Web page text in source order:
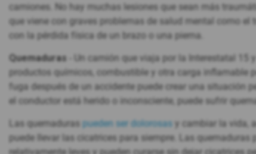
camiones. No hay muchas lesiones que sean más
que viene con graves problemas de salud mental como
con la pérdida física de un brazo o una pierna.
Quemaduras - Un camión que viaja por la Interestatal
productos químicos, combustible y otra carga inflamable
fuga después de un accidente puede crear una situación
el conductor está herido o inconsciente, puede sufrir
Las quemaduras pueden ser dolorosas y cambiar la vida,
puede llevar las cicatrices para siempre. Las
relativamente leves y pueden curarse sin dejar cicatrices